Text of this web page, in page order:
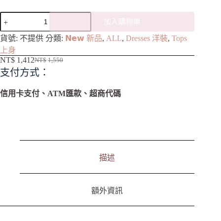
加入購物車
A
t
e
r
a
t
貨號: 不提供 分類: 𝗡𝗲𝘄 新品, ALL, Dresses 洋裝, Tops
上身
NT$ 1,550
NT$ 1,412
支付方式：
信用卡支付、ATM匯款、超商代碼
描述
額外資訊